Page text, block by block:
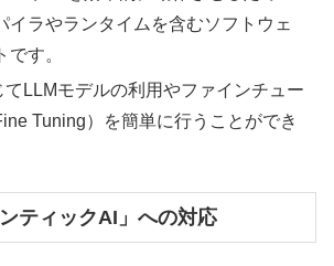
イラやランタイムを含むソフトウェ
です。
てLLMモデルの利用やファインチュー
Tuning）を簡単に行うことができ
ティックAI」への対応